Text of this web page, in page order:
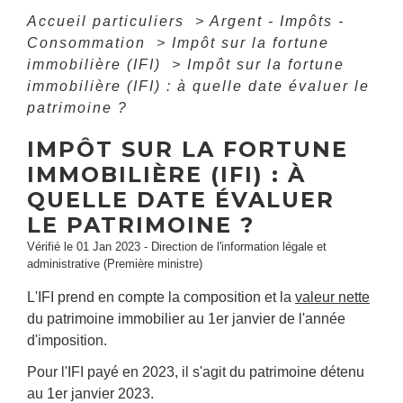
Accueil particuliers > Argent - Impôts -
Consommation
> Impôt sur la fortune
immobilière (IFI)
> Impôt sur la fortune
immobilière (IFI) : à quelle date évaluer le
patrimoine ?
IMPÔT SUR LA FORTUNE
IMMOBILIÈRE (IFI) : À
QUELLE DATE ÉVALUER
LE PATRIMOINE ?
Vérifié le 01 Jan 2023 - Direction de l'information légale et
administrative (Première ministre)
L'IFI prend en compte la composition et la valeur nette
du patrimoine immobilier au 1er janvier de l'année
d'imposition.
Pour l'IFI payé en 2023, il s'agit du patrimoine détenu
au 1er janvier 2023.